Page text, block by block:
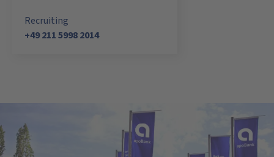
Recruiting
+49 211 5998 2014